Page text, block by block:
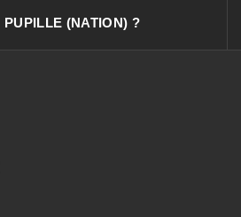
PUPILLE (NATION) ?